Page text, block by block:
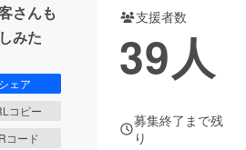
さんも
みた
シェア
コピー
コード
支援者数
39人
募集終了まで残
り